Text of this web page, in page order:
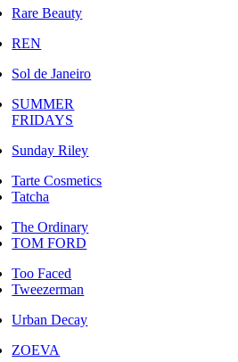
Rare Beauty
REN
Sol de Janeiro
SUMMER
FRIDAYS
Sunday Riley
Tarte Cosmetics
Tatcha
The Ordinary
TOM FORD
Too Faced
Tweezerman
Urban Decay
ZOEVA